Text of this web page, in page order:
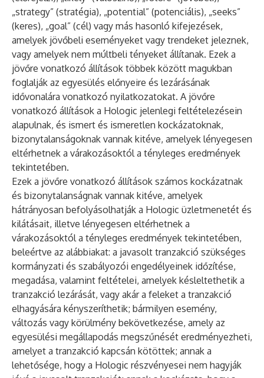
„strategy” (stratégia), „potential” (potenciális), „seeks”
(keres), „goal” (cél) vagy más hasonló kifejezések,
amelyek jövőbeli eseményeket vagy trendeket jeleznek,
vagy amelyek nem múltbeli tényeket állítanak. Ezek a
jövőre vonatkozó állítások többek között magukban
foglalják az egyesülés előnyeire és lezárásának
idővonalára vonatkozó nyilatkozatokat. A jövőre
vonatkozó állítások a Hologic jelenlegi feltételezésein
alapulnak, és ismert és ismeretlen kockázatoknak,
bizonytalanságoknak vannak kitéve, amelyek lényegesen
eltérhetnek a várakozásoktól a tényleges eredmények
tekintetében.
Ezek a jövőre vonatkozó állítások számos kockázatnak
és bizonytalanságnak vannak kitéve, amelyek
hátrányosan befolyásolhatják a Hologic üzletmenetét és
kilátásait, illetve lényegesen eltérhetnek a
várakozásoktól a tényleges eredmények tekintetében,
beleértve az alábbiakat: a javasolt tranzakció szükséges
kormányzati és szabályozói engedélyeinek időzítése,
megadása, valamint feltételei, amelyek késleltethetik a
tranzakció lezárását, vagy akár a feleket a tranzakció
elhagyására kényszeríthetik; bármilyen esemény,
változás vagy körülmény bekövetkezése, amely az
egyesülési megállapodás megszűnését eredményezheti,
amelyet a tranzakció kapcsán kötöttek; annak a
lehetősége, hogy a Hologic részvényesei nem hagyják